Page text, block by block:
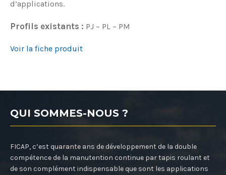
d’applications.
Profils existants : PJ – PL – PM
Voir la fiche produit
QUI SOMMES-NOUS ?
FICAP, c’est quarante ans de développement de la double
compétence de la manutention continue par tapis roulant et
de son complément indispensable que sont les applications